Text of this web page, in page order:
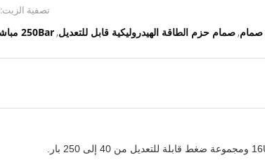
تصفية الزيت:
, صمام حزم الطاقة الهيدروليكية قابل للتعديل, 250Bar مباشرة بالنيابة تصريف صمام